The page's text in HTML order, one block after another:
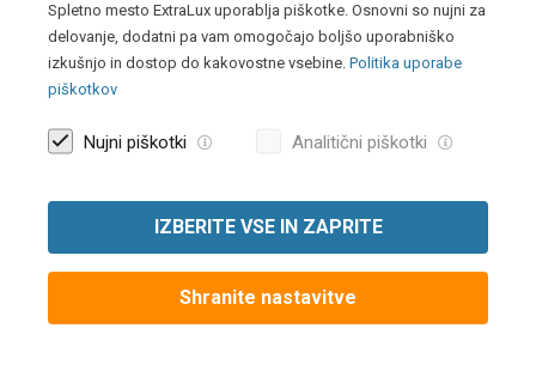
Vse slike so simbolične. Vse cene v spletni trgovini Extra Lux so
prikazane brez DDV-ja.
© 2007 -2026 Extra Lux d.o.o. Vse pravice pridržane |
Politika uporabe
Spletno mesto ExtraLux uporablja piškotke. Osnovni so nujni za
delovanje, dodatni pa vam omogočajo boljšo uporabniško
izkušnjo in dostop do kakovostne vsebine. Politika uporabe
piškotkov
Nujni piškotki Analitični piškotki
IZBERITE VSE IN ZAPRITE
Shranite nastavitve